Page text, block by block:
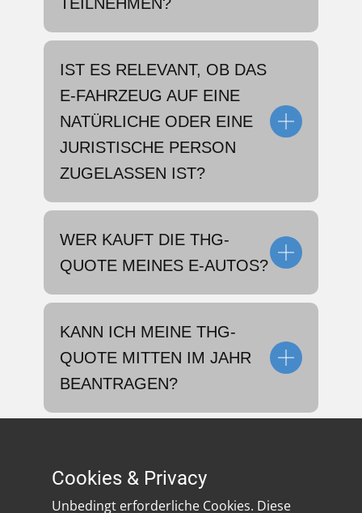
IST ES RELEVANT, OB DAS
E-FAHRZEUG AUF EINE
NATÜRLICHE ODER EINE
JURISTISCHE PERSON
ZUGELASSEN IST?
WER KAUFT DIE THG-
QUOTE MEINES E-AUTOS?
KANN ICH MEINE THG-
QUOTE MITTEN IM JAHR
BEANTRAGEN?
MEIN E-AUTO VERKAUFE?
Cookies & Privacy
Unbedingt erforderliche Cookies. Diese